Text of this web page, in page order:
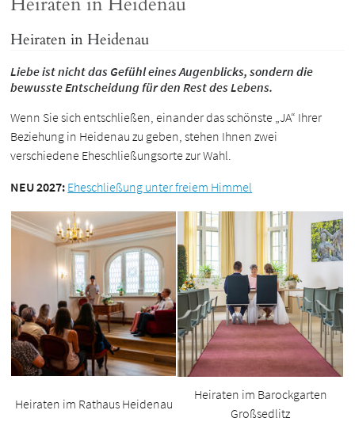
Heiraten in Heidenau
Liebe ist nicht das Gefühl eines Augenblicks, sondern die
bewusste Entscheidung für den Rest des Lebens.
Wenn Sie sich entschließen, einander das schönste „JA“ Ihrer
Beziehung in Heidenau zu geben, stehen Ihnen zwei
verschiedene Eheschließungsorte zur Wahl.
NEU 2027: Eheschließung unter freiem Himmel
Heiraten im Rathaus Heidenau
Heiraten im Barockgarten
Großsedlitz